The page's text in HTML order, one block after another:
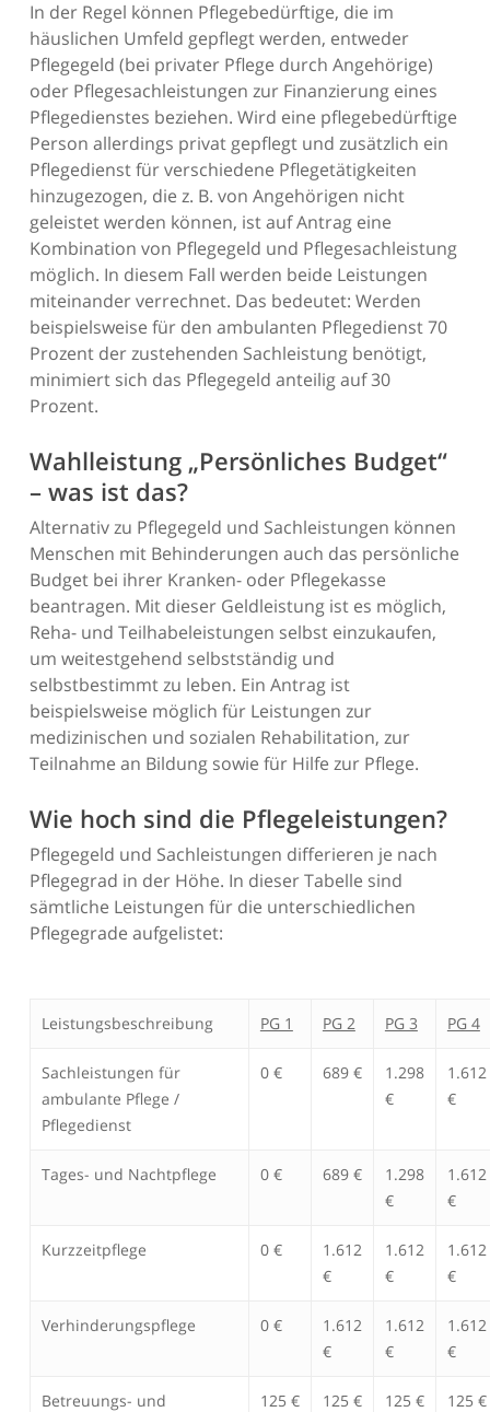
In der Regel können Pflegebedürftige, die im
häuslichen Umfeld gepflegt werden, entweder
Pflegegeld (bei privater Pflege durch Angehörige)
oder Pflegesachleistungen zur Finanzierung eines
Pflegedienstes beziehen. Wird eine pflegebedürftige
Person allerdings privat gepflegt und zusätzlich ein
Pflegedienst für verschiedene Pflegetätigkeiten
hinzugezogen, die z. B. von Angehörigen nicht
geleistet werden können, ist auf Antrag eine
Kombination von Pflegegeld und Pflegesachleistung
möglich. In diesem Fall werden beide Leistungen
miteinander verrechnet. Das bedeutet: Werden
beispielsweise für den ambulanten Pflegedienst 70
Prozent der zustehenden Sachleistung benötigt,
minimiert sich das Pflegegeld anteilig auf 30
Prozent.
Wahlleistung „Persönliches Budget“
– was ist das?
Alternativ zu Pflegegeld und Sachleistungen können
Menschen mit Behinderungen auch das persönliche
Budget bei ihrer Kranken- oder Pflegekasse
beantragen. Mit dieser Geldleistung ist es möglich,
Reha- und Teilhabeleistungen selbst einzukaufen,
um weitestgehend selbstständig und
selbstbestimmt zu leben. Ein Antrag ist
beispielsweise möglich für Leistungen zur
medizinischen und sozialen Rehabilitation, zur
Teilnahme an Bildung sowie für Hilfe zur Pflege.
Wie hoch sind die Pflegeleistungen?
Pflegegeld und Sachleistungen differieren je nach
Pflegegrad in der Höhe. In dieser Tabelle sind
sämtliche Leistungen für die unterschiedlichen
Pflegegrade aufgelistet:
Leistungsbeschreibung PG 1 PG 2 PG 3 PG 4
Sachleistungen für
ambulante Pflege /
Pflegedienst
0 € 689 €
1.298
€
1.612
€
Tages- und Nachtpflege 0 € 689 €
1.298
€
1.612
€
Kurzzeitpflege 0 €
1.612
€
1.612
€
1.612
€
Verhinderungspflege 0 €
1.612
€
1.612
€
1.612
€
Betreuungs- und
125 € 125 € 125 € 125 €